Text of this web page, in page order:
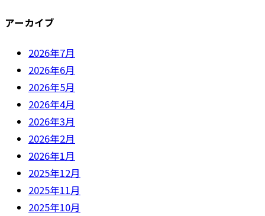
アーカイブ
2026年7月
2026年6月
2026年5月
2026年4月
2026年3月
2026年2月
2026年1月
2025年12月
2025年11月
2025年10月